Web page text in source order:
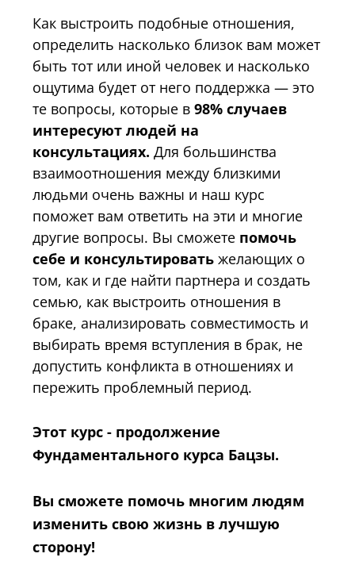
Как выстроить подобные отношения,
определить насколько близок вам может
быть тот или иной человек и насколько
ощутима будет от него поддержка — это
те вопросы, которые в 98% случаев
интересуют людей на
консультациях. Для большинства
взаимоотношения между близкими
людьми очень важны и наш курс
поможет вам ответить на эти и многие
другие вопросы. Вы сможете помочь
себе и консультировать желающих о
том, как и где найти партнера и создать
семью, как выстроить отношения в
браке, анализировать совместимость и
выбирать время вступления в брак, не
допустить конфликта в отношениях и
пережить проблемный период.
Этот курс - продолжение
Фундаментального курса Бацзы.
Вы сможете помочь многим людям
изменить свою жизнь в лучшую
сторону!